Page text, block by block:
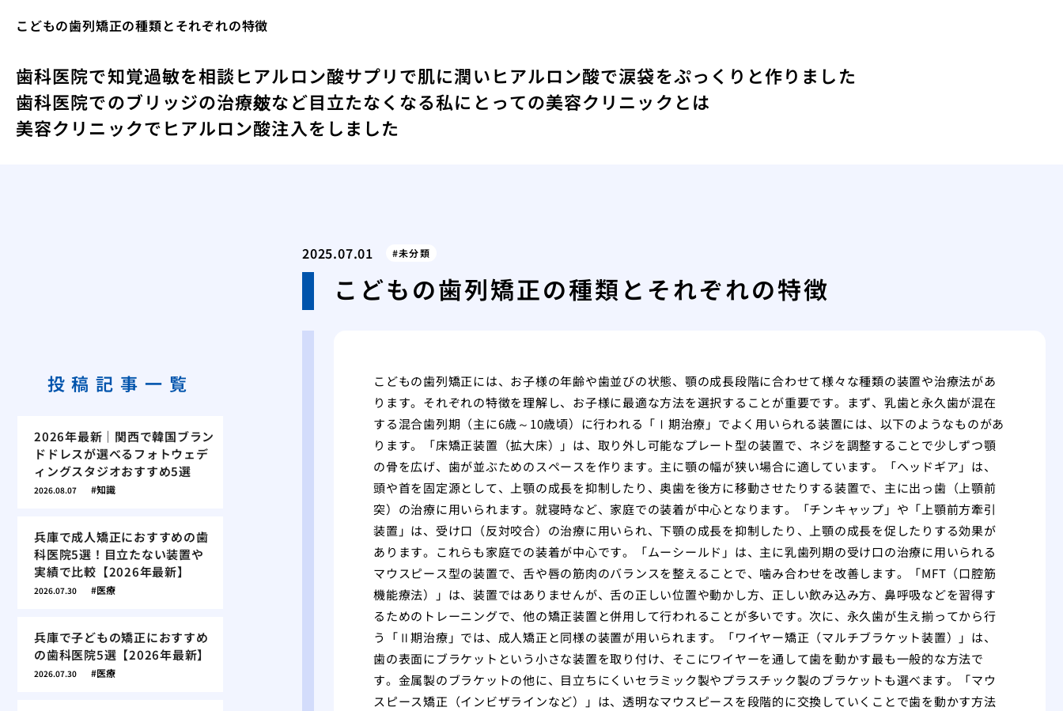
こどもの歯列矯正の種類とそれぞれの特徴
歯科医院で知覚過敏を相談ヒアルロン酸サプリで肌に潤いヒアルロン酸で涙袋をぷっくりと作りました
歯科医院でのブリッジの治療皴など目立たなくなる私にとっての美容クリニックとは
美容クリニックでヒアルロン酸注入をしました
2025.07.01 未分類
こどもの歯列矯正の種類とそれぞれの特徴
こどもの歯列矯正には、お子様の年齢や歯並びの状態、顎の成長段階に合わせて様々な種類の装置や治療法があ
ります。それぞれの特徴を理解し、お子様に最適な方法を選択することが重要です。まず、乳歯と永久歯が混在
する混合歯列期（主に6歳～10歳頃）に行われる「Ⅰ期治療」でよく用いられる装置には、以下のようなものがあ
ります。「床矯正装置（拡大床）」は、取り外し可能なプレート型の装置で、ネジを調整することで少しずつ顎
の骨を広げ、歯が並ぶためのスペースを作ります。主に顎の幅が狭い場合に適しています。「ヘッドギア」は、
頭や首を固定源として、上顎の成長を抑制したり、奥歯を後方に移動させたりする装置で、主に出っ歯（上顎前
突）の治療に用いられます。就寝時など、家庭での装着が中心となります。「チンキャップ」や「上顎前方牽引
装置」は、受け口（反対咬合）の治療に用いられ、下顎の成長を抑制したり、上顎の成長を促したりする効果が
あります。これらも家庭での装着が中心です。「ムーシールド」は、主に乳歯列期の受け口の治療に用いられる
マウスピース型の装置で、舌や唇の筋肉のバランスを整えることで、噛み合わせを改善します。「MFT（口腔筋
機能療法）」は、装置ではありませんが、舌の正しい位置や動かし方、正しい飲み込み方、鼻呼吸などを習得す
るためのトレーニングで、他の矯正装置と併用して行われることが多いです。次に、永久歯が生え揃ってから行
う「Ⅱ期治療」では、成人矯正と同様の装置が用いられます。「ワイヤー矯正（マルチブラケット装置）」は、
歯の表面にブラケットという小さな装置を取り付け、そこにワイヤーを通して歯を動かす最も一般的な方法で
す。金属製のブラケットの他に、目立ちにくいセラミック製やプラスチック製のブラケットも選べます。「マウ
スピース矯正（インビザラインなど）」は、透明なマウスピースを段階的に交換していくことで歯を動かす方法
投稿記事一覧
2026年最新｜関西で韓国ブラン
ドドレスが選べるフォトウェデ
ィングスタジオおすすめ5選
2026.08.07 知識
兵庫で成人矯正におすすめの歯
科医院5選！目立たない装置や
実績で比較【2026年最新】
2026.07.30 医療
兵庫で子どもの矯正におすすめ
の歯科医院5選【2026年最新】
2026.07.30 医療